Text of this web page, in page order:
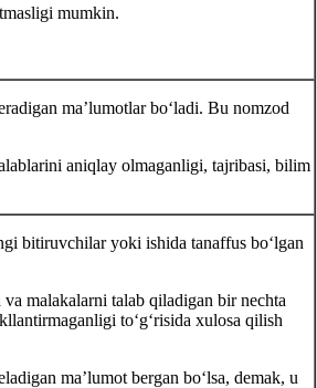
mumkin.
ma’lumotlar boʻladi. Bu nomzod
aniqlay olmaganligi, tajribasi, bilim
bitiruvchilar yoki ishida tanaffus boʻlgan
malakalarni talab qiladigan bir nechta
toʻgʻrisida хulosa qilish
ma’lumot bergan boʻlsa, demak, u